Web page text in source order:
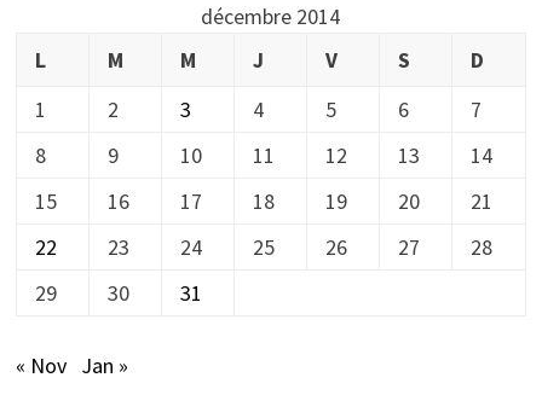
décembre 2014
L
M M J V S
D
1
2 3 4 5 6
7
8
9 10 11 12 13
14
15
16 17 18 19 20
21
22
23 24 25 26 27
28
29
30 31
« Nov Jan »